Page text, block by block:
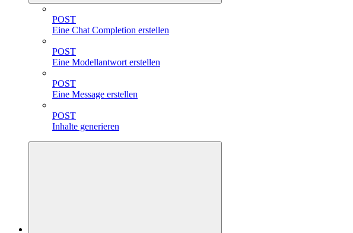
POST
Eine Chat Completion erstellen
POST
Eine Modellantwort erstellen
POST
Eine Message erstellen
POST
Inhalte generieren